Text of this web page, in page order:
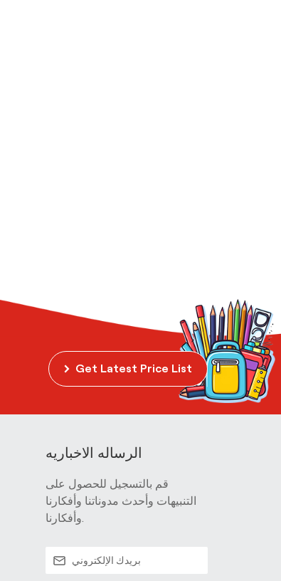
Get Latest Price List
الرساله الاخباريه
قم بالتسجيل للحصول على
التنبيهات وأحدث مدوناتنا وأفكارنا